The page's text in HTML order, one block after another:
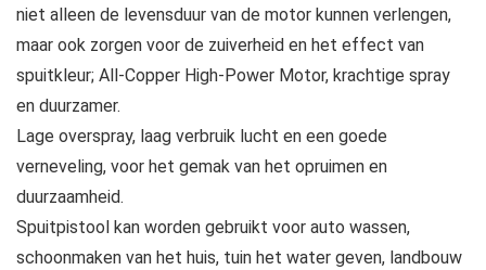
niet alleen de levensduur van de motor kunnen verlengen,
maar ook zorgen voor de zuiverheid en het effect van
spuitkleur; All-Copper High-Power Motor, krachtige spray
en duurzamer.
Lage overspray, laag verbruik lucht en een goede
verneveling, voor het gemak van het opruimen en
duurzaamheid.
Spuitpistool kan worden gebruikt voor auto wassen,
schoonmaken van het huis, tuin het water geven, landbouw